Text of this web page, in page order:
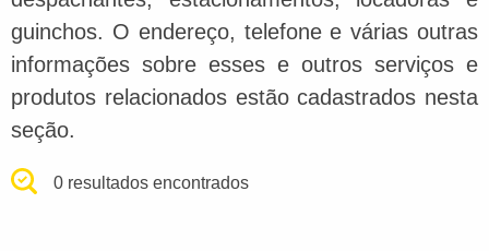
guinchos. O endereço, telefone e várias outras
informações sobre esses e outros serviços e
produtos relacionados estão cadastrados nesta
seção.
0 resultados encontrados